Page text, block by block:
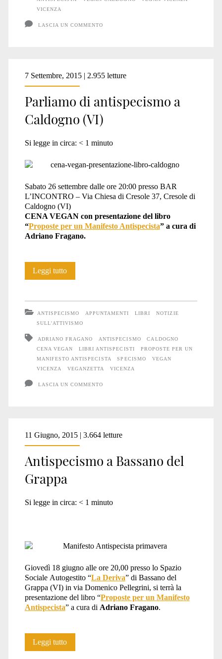
VICENZA
LASCIA UN COMMENTO
7 Settembre, 2015 | 2.955 letture
Parliamo di antispecismo a
Caldogno (VI)
Si legge in circa: < 1 minuto
Sabato 26 settembre dalle ore 20:00 presso BAR
L’INCONTRO – Via Chiesa di Cresole 37, Cresole di
Caldogno (VI)
CENA VEGAN con presentazione del libro
“Proposte per un Manifesto Antispecista” a cura di
Adriano Fragano.
Leggi tuttoParliamo
a
Caldogno
(VI)
ANTISPECISMO APPUNTAMENTI LIBRI
NOTIZIE
SULL'ATTIVISMO
ADRIANO FRAGANO ANTISPECISMO
CALDOGNO
CENA VEGAN
LIBRI ANTISPECISTI
PROPOSTE PER UN
MANIFESTO ANTISPECISTA
SPECISMO
VEGAN
VICENZA
VEGANZETTA VICENZA
LASCIA UN COMMENTO
11 Giugno, 2015 | 3.664 letture
Antispecismo a Bassano del
Grappa
Si legge in circa: < 1 minuto
Giovedì 18 giugno alle ore 20,00 presso lo Spazio
Sociale Autogestito “La Deriva” di Bassano del
Grappa (VI) in via Domenico Pellegrini, si terrà la
presentazione del libro “Proposte per un Manifesto
Antispecista” a cura di Adriano Fragano.
Leggi tuttoAntispecismo